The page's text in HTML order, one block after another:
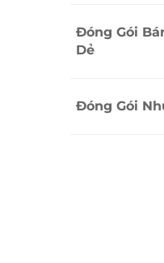
Đóng Gói
Dẻ
Đóng Gói